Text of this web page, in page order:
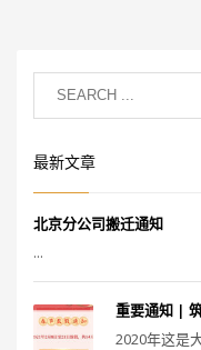
最新文章
北京分公司搬迁通知
...
重要通知 |
2020年这是